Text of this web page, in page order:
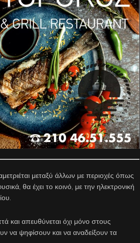
μεταξύ άλλων με περιοχές όπως
θα έχει το κοινό, με την ηλεκτρονική
και απευθύνεται όχι μόνο στους
να ψηφίσουν και να αναδείξουν τα